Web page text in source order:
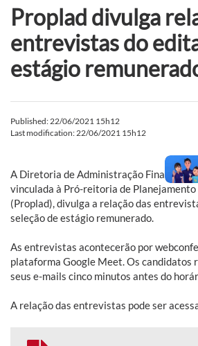
Proplad divulga
entrevistas do
estágio
Published: 22/06/2021 15h12
Last modification: 22/06/2021 15h12
A Diretoria de Administração Financeira
vinculada à Pró-reitoria de
(Proplad), divulga a relação das
seleção de estágio remunerado.
As entrevistas acontecerão por
plataforma Google Meet. Os candidatos
seus e-mails cinco minutos antes do
A relação das entrevistas pode ser